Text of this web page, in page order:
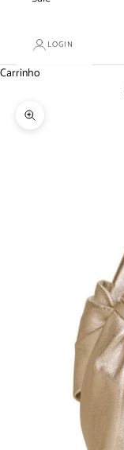
LOGIN
Carrinho
Zoom na imagem